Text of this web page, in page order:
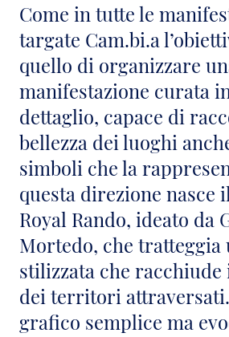
Come in tutte le
targate Cam.bi.a
quello di organizzare
manifestazione curata
dettaglio, capace di
bellezza dei luoghi
simboli che la
questa direzione nasce
Royal Rando, ideato da
Mortedo, che tratteggia
stilizzata che racchiude
dei territori
grafico semplice ma